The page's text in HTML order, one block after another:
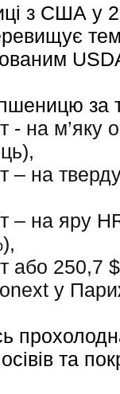
з США у
за
- на м’яку
– на
– на яру
або 250,7
у
та